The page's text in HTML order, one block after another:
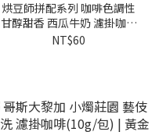
烘豆師拼配系列 咖啡色調性
甘醇甜香 西瓜牛奶 濾掛咖啡
(10g/包) | 黃金烘焙
NT$60